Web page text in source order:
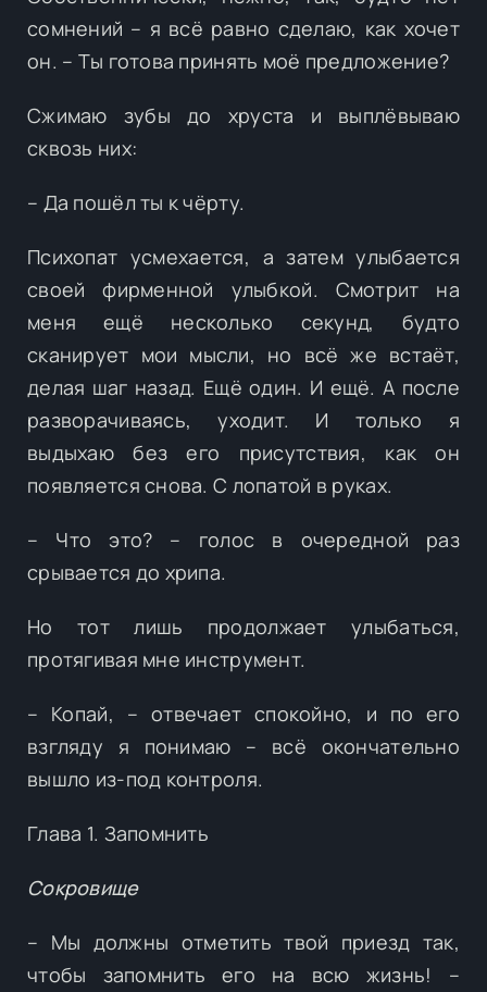
сомнений – я всё равно сделаю, как хочет
он. – Ты готова принять моё предложение?
Сжимаю зубы до хруста и выплёвываю
сквозь них:
– Да пошёл ты к чёрту.
Психопат усмехается, а затем улыбается
своей фирменной улыбкой. Смотрит на
меня ещё несколько секунд, будто
сканирует мои мысли, но всё же встаёт,
делая шаг назад. Ещё один. И ещё. А после
разворачиваясь, уходит. И только я
выдыхаю без его присутствия, как он
появляется снова. С лопатой в руках.
– Что это? – голос в очередной раз
срывается до хрипа.
Но тот лишь продолжает улыбаться,
протягивая мне инструмент.
– Копай, – отвечает спокойно, и по его
взгляду я понимаю – всё окончательно
вышло из-под контроля.
Глава 1. Запомнить
Сокровище
– Мы должны отметить твой приезд так,
чтобы запомнить его на всю жизнь! –